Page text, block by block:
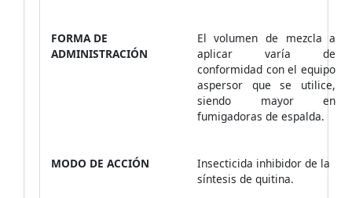
FORMA DE
ADMINISTRACIÓN
El volumen de mezcla a
aplicar varía de
conformidad con el equipo
aspersor que se utilice,
siendo mayor en
fumigadoras de espalda.
MODO DE ACCIÓN
Insecticida inhibidor de la
síntesis de quitina.